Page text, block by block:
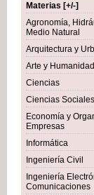
Materias [+/-]
Agronomía,
Medio Natural
Arquitectura y
Arte y
Ciencias
Ciencias
Economía y
Empresas
Informática
Ingeniería Civil
Ingeniería
Comunicaciones